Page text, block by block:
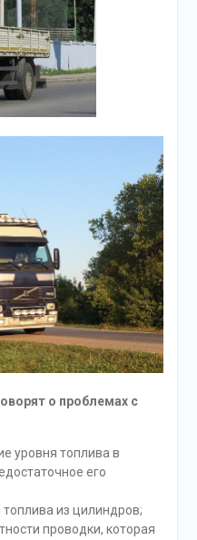
о проблемах с
уровня топлива в
его
из цилиндров;
проводки, которая